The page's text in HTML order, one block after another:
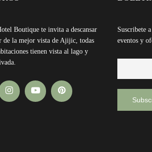
Boutique te invita a descansar
de la mejor vista de Ajijic, todas
tienen vista al lago y
Suscribete
eventos y